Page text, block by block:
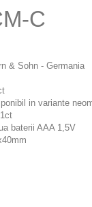
C
& Sohn - Germania
in variante
baterii AAA 1,5V